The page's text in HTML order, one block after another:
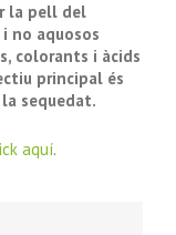
la pell del
no aquosos
colorants i àcids
principal és
sequedat.
aquí.